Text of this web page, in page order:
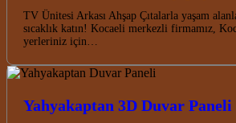
TV Ünitesi Arkası Ahşap Çıtalarla yaşam
sıcaklık katın! Kocaeli merkezli firmamız,
yerleriniz için…
Yahyakaptan 3D Duvar Paneli